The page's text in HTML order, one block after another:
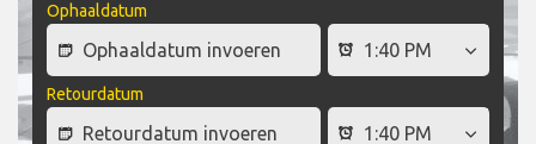
Ophaaldatum
Retourdatum